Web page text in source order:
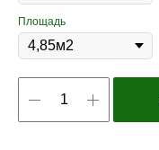
Площадь